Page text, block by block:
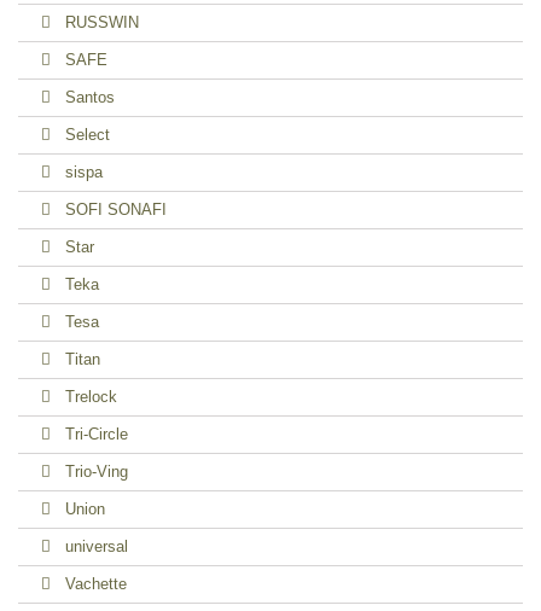
RUSSWIN
SAFE
Santos
Select
sispa
SOFI SONAFI
Star
Teka
Tesa
Titan
Trelock
Tri-Circle
Trio-Ving
Union
universal
Vachette